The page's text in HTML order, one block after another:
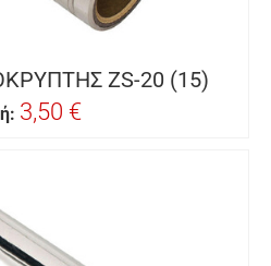
ZS-20 (15)
3,50 €